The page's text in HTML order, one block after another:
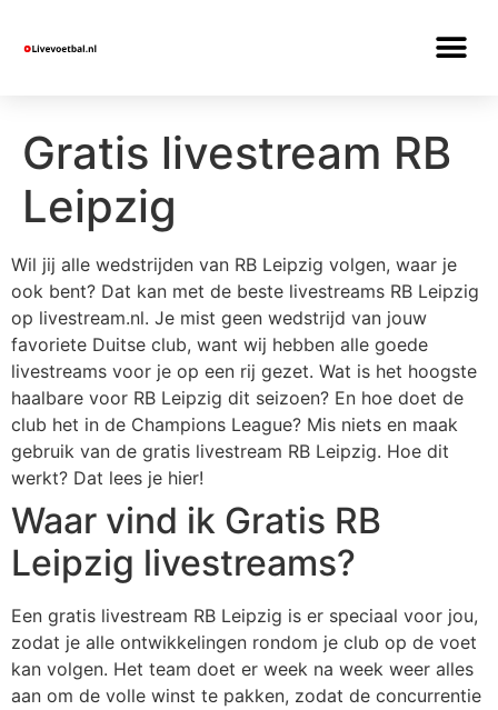
Gratis livestream RB
Leipzig
Wil jij alle wedstrijden van RB Leipzig volgen, waar je
ook bent? Dat kan met de beste livestreams RB Leipzig
op livestream.nl. Je mist geen wedstrijd van jouw
favoriete Duitse club, want wij hebben alle goede
livestreams voor je op een rij gezet. Wat is het hoogste
haalbare voor RB Leipzig dit seizoen? En hoe doet de
club het in de Champions League? Mis niets en maak
gebruik van de gratis livestream RB Leipzig. Hoe dit
werkt? Dat lees je hier!
Waar vind ik Gratis RB
Leipzig livestreams?
Een gratis livestream RB Leipzig is er speciaal voor jou,
zodat je alle ontwikkelingen rondom je club op de voet
kan volgen. Het team doet er week na week weer alles
aan om de volle winst te pakken, zodat de concurrentie